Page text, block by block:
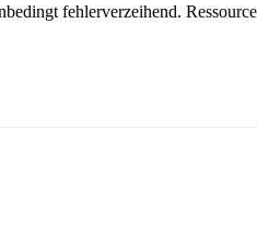
fehlerverzeihend.